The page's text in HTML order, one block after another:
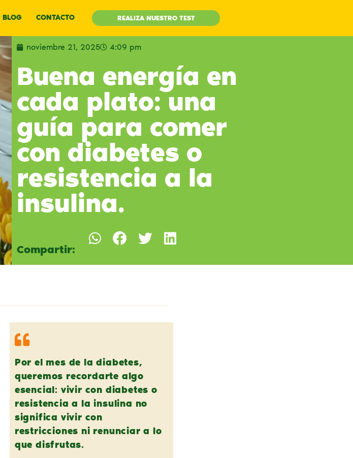
BLOG CONTACTO REALIZA NUESTRO TEST
noviembre 21, 2025 4:09 pm
Buena energía en
cada plato: una
guía para comer
con diabetes o
resistencia a la
insulina.
Compartir:
Por el mes de la diabetes,
queremos recordarte algo
esencial: vivir con diabetes o
resistencia a la insulina no
significa vivir con
restricciones ni renunciar a lo
que disfrutas.